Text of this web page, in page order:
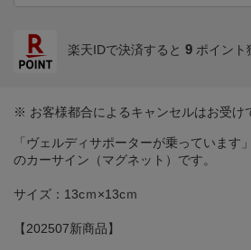
楽天IDで決済すると 9 ポイント
※ お客様都合によるキャンセルはお受け
「ヴェルディサポーターが乗っています
のカーサイン（マグネット）です。
サイズ：13cｍ×13cｍ
【202507新商品】